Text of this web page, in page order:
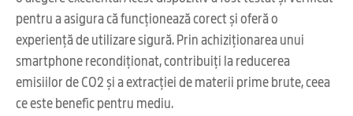
pentru a asigura că funcționează corect și oferă o
experiență de utilizare sigură. Prin achiziționarea unui
smartphone recondiționat, contribuiți la reducerea
emisiilor de CO2 și a extracției de materii prime brute, ceea
ce este benefic pentru mediu.